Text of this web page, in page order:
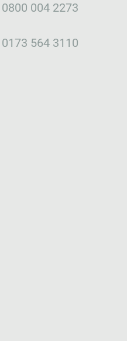
0800 004 2273
0173 564 3110